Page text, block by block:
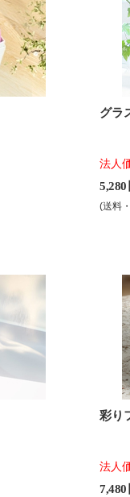
グラ
法人
5,280
(送料
彩り
法人
7,480